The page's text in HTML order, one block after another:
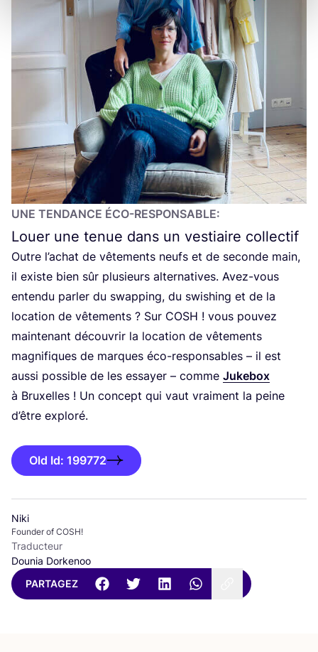
UNE TEN­DANCE ÉCO-RESPONSABLE:
Louer une tenue dans un vestiaire collectif
Outre l’a­chat de vête­ments neufs et de seconde main,
il existe bien sûr plu­sieurs alter­na­tives. Avez-vous
enten­du par­ler du swap­ping, du swi­shing et de la
loca­tion de vête­ments ? Sur COSH ! vous pou­vez
main­te­nant décou­vrir la loca­tion de vête­ments
magni­fiques de marques éco-res­pon­sables – il est
aus­si pos­sible de les essayer – comme Juke­box
à Bruxelles ! Un concept qui vaut vrai­ment la peine
d’être explo­ré.
Old Id: 199772
Niki
Founder of COSH!
Traducteur
Dounia Dorkenoo
PARTAGEZ